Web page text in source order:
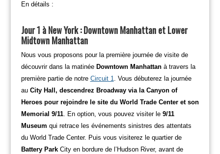
En détails :
Jour 1 à New York : Downtown Manhattan et Lower
Midtown Manhattan
Nous vous proposons pour la première journée de visite de
découvrir dans la matinée Downtown Manhattanà travers la
première partie de notre Circuit 1. Vous débuterez la journée
au City Hall, descendrez Broadway via la Canyon of
Heroes pour rejoindre le site du World Trade Center et son
Memorial 9/11. En option, vous pouvez visiter le 9/11
Museum qui retrace les événements sinistres des attentats
du World Trade Center. Puis vous visiterez le quartier de
Battery ParkCity en bordure de l’Hudson River, avant de